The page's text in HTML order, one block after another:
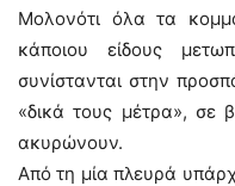
Μολονότι όλα τα
κάποιου είδους
συνίστανται στην
«δικά τους μέτρα», σε
ακυρώνουν.
Από τη μία πλευρά